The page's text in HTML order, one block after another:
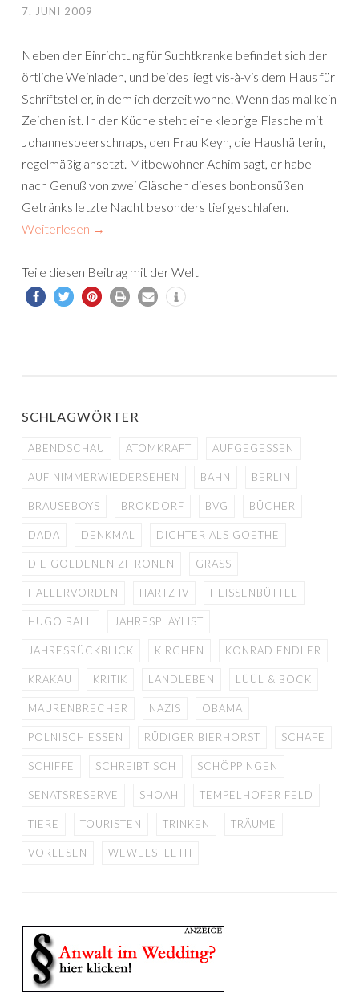
7. JUNI 2009
Neben der Einrichtung für Suchtkranke befindet sich der
örtliche Weinladen, und beides liegt vis-à-vis dem Haus für
Schriftsteller, in dem ich derzeit wohne. Wenn das mal kein
Zeichen ist. In der Küche steht eine klebrige Flasche mit
Johannesbeerschnaps, den Frau Keyn, die Haushälterin,
regelmäßig ansetzt. Mitbewohner Achim sagt, er habe
nach Genuß von zwei Gläschen dieses bonbonsüßen
Getränks letzte Nacht besonders tief geschlafen.
Weiterlesen →
Teile diesen Beitrag mit der Welt
SCHLAGWÖRTER
ABENDSCHAU ATOMKRAFT AUFGEGESSEN
AUF NIMMERWIEDERSEHEN BAHN BERLIN
BRAUSEBOYS BROKDORF BVG BÜCHER
DADA DENKMAL DICHTER ALS GOETHE
DIE GOLDENEN ZITRONEN GRASS
HALLERVORDEN HARTZ IV HEISSENBÜTTEL
HUGO BALL JAHRESPLAYLIST
JAHRESRÜCKBLICK KIRCHEN KONRAD ENDLER
KRAKAU KRITIK LANDLEBEN LÜÜL & BOCK
MAURENBRECHER NAZIS OBAMA
POLNISCH ESSEN RÜDIGER BIERHORST SCHAFE
SCHIFFE SCHREIBTISCH SCHÖPPINGEN
SENATSRESERVE SHOAH TEMPELHOFER FELD
TIERE TOURISTEN TRINKEN TRÄUME
VORLESEN WEWELSFLETH